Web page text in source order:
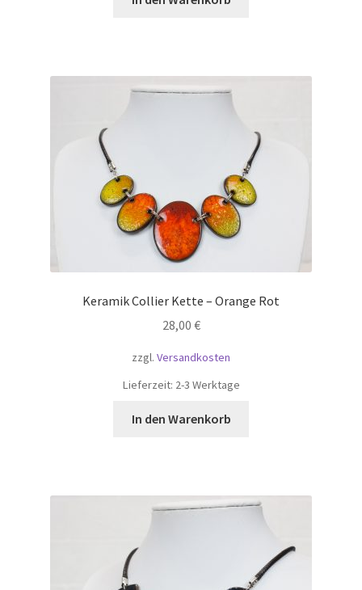
Keramik Collier Kette – Orange Rot
28,00 €
zzgl. Versandkosten
Lieferzeit: 2-3 Werktage
In den Warenkorb